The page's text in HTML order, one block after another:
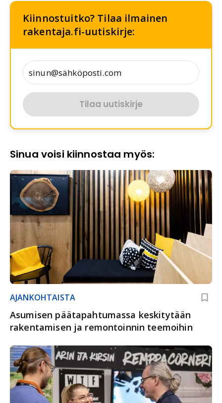
Kiinnostuitko? Tilaa ilmainen
rakentaja.fi-uutiskirje:
Tilaa uutiskirje
Sinua voisi kiinnostaa myös:
AJANKOHTAISTA
Asumisen päätapahtumassa keskitytään
rakentamisen ja remontoinnin teemoihin